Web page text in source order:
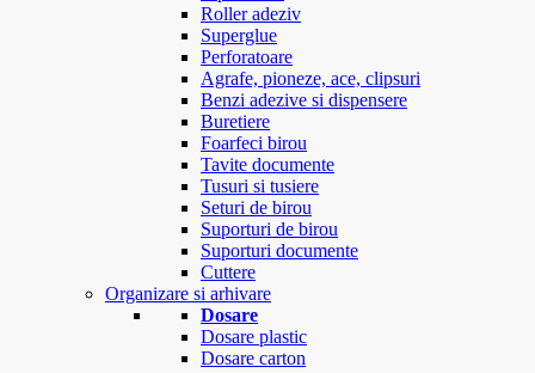
Roller adeziv
Superglue
Perforatoare
Agrafe, pioneze, ace, clipsuri
Benzi adezive si dispensere
Buretiere
Foarfeci birou
Tavite documente
Tusuri si tusiere
Seturi de birou
Suporturi de birou
Suporturi documente
Cuttere
Organizare si arhivare
Dosare
Dosare plastic
Dosare carton